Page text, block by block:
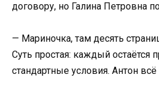
договору, но Галина Петровна
— Мариночка, там десять
Суть простая: каждый остаётся
стандартные условия. Антон всё